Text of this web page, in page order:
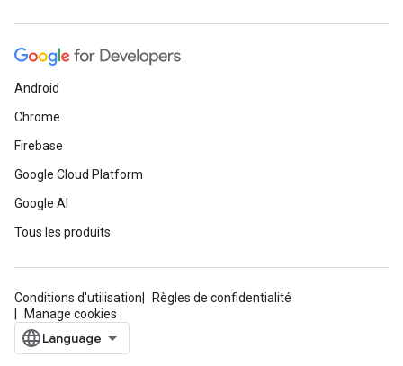
Android
Chrome
Firebase
Google Cloud Platform
Google AI
Tous les produits
Conditions d'utilisation
Règles de confidentialité
Manage cookies